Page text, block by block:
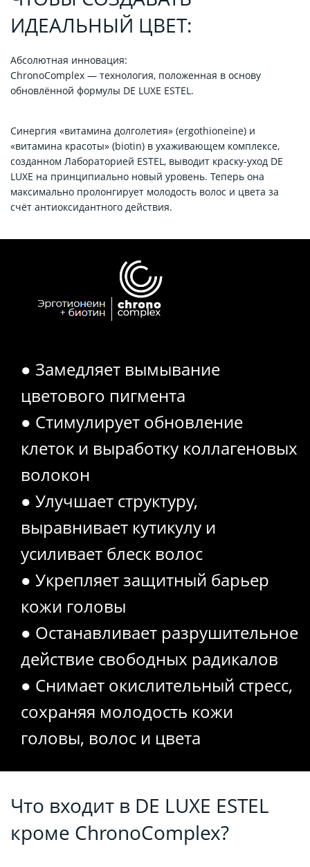
ИДЕАЛЬНЫЙ ЦВЕТ:
Абсолютная инновация:
ChronoComplex — технология, положенная в основу
обновлённой формулы DE LUXE ESTEL.
Синергия «витамина долголетия» (ergothioneine) и
«витамина красоты» (biotin) в ухаживающем комплексе,
созданном Лабораторией ESTEL, выводит краску-уход DE
LUXE на принципиально новый уровень. Теперь она
максимально пролонгирует молодость волос и цвета за
счёт антиоксидантного действия.
● Замедляет вымывание
цветового пигмента
● Стимулирует обновление
клеток и выработку коллагеновых
волокон
● Улучшает структуру,
выравнивает кутикулу и
усиливает блеск волос
● Укрепляет защитный барьер
кожи головы
● Останавливает разрушительное
действие свободных радикалов
● Снимает окислительный стресс,
сохраняя молодость кожи
головы, волос и цвета
Что входит в DE LUXE ESTEL
кроме ChronoComplex?